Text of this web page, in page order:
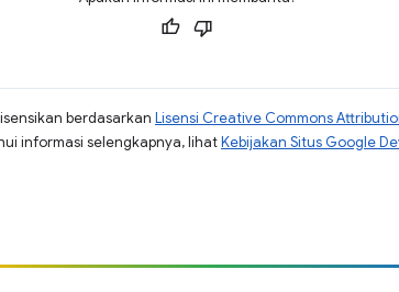
berdasarkan Lisensi Creative Commons
informasi selengkapnya, lihatKebijakan Situs Google